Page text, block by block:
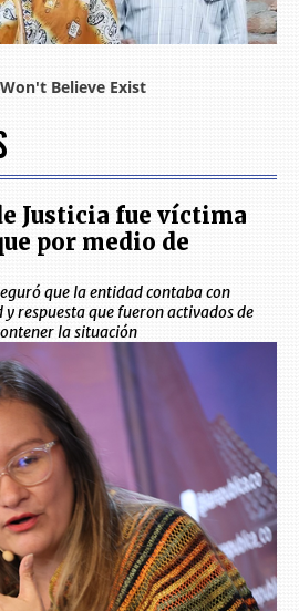
Justicia fue víctima
por medio de
que la entidad contaba con
y respuesta que fueron activados de
la situación